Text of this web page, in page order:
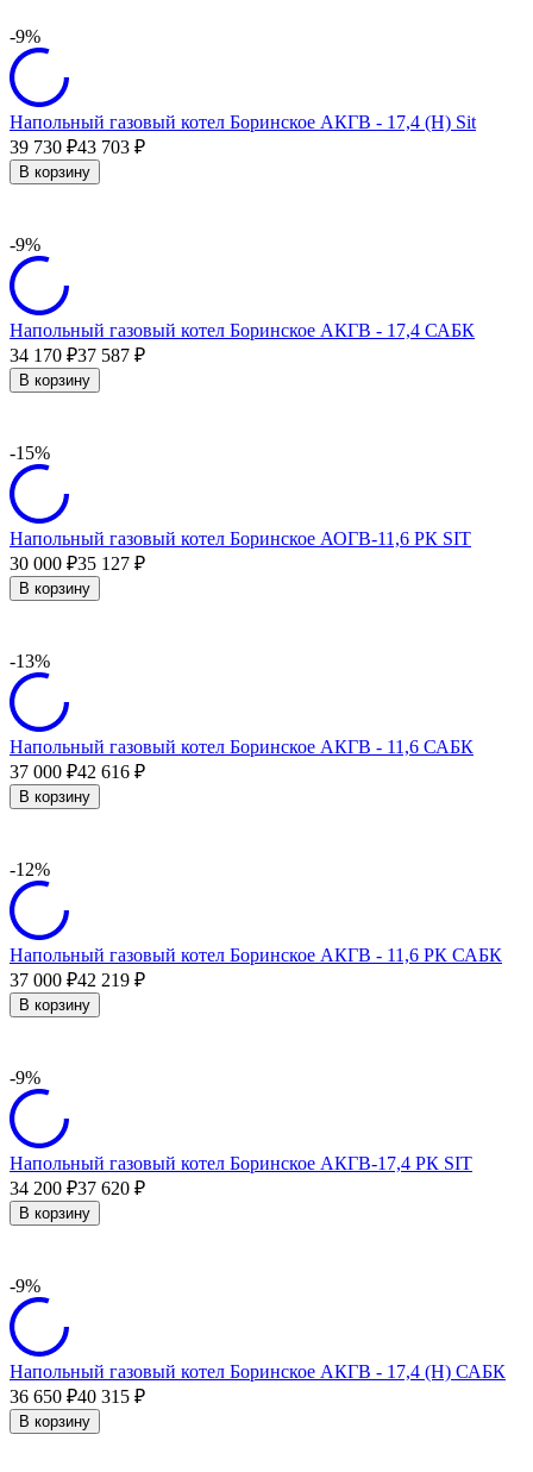
-9%
Напольный газовый котел Боринское АКГВ - 17,4 (H) Sit
39 730 ₽43 703 ₽
В корзину
-9%
Напольный газовый котел Боринское АКГВ - 17,4 САБК
34 170 ₽37 587 ₽
В корзину
-15%
Напольный газовый котел Боринское АОГВ-11,6 РК SIT
30 000 ₽35 127 ₽
В корзину
-13%
Напольный газовый котел Боринское АКГВ - 11,6 САБК
37 000 ₽42 616 ₽
В корзину
-12%
Напольный газовый котел Боринское АКГВ - 11,6 РК САБК
37 000 ₽42 219 ₽
В корзину
-9%
Напольный газовый котел Боринское АКГВ-17,4 РК SIT
34 200 ₽37 620 ₽
В корзину
-9%
Напольный газовый котел Боринское АКГВ - 17,4 (H) САБК
36 650 ₽40 315 ₽
В корзину